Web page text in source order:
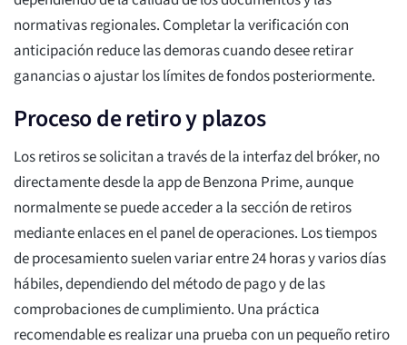
normativas regionales. Completar la verificación con
anticipación reduce las demoras cuando desee retirar
ganancias o ajustar los límites de fondos posteriormente.
Proceso de retiro y plazos
Los retiros se solicitan a través de la interfaz del bróker, no
directamente desde la app de Benzona Prime, aunque
normalmente se puede acceder a la sección de retiros
mediante enlaces en el panel de operaciones. Los tiempos
de procesamiento suelen variar entre 24 horas y varios días
hábiles, dependiendo del método de pago y de las
comprobaciones de cumplimiento. Una práctica
recomendable es realizar una prueba con un pequeño retiro